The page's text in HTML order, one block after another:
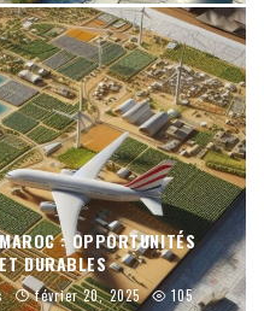
: OPPORTUNITÉS
DURABLES
février 20, 2025 105